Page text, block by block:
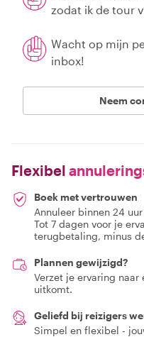
zodat ik de tour
Wacht op mijn
inbox!
Neem
Flexibel
Boek met vertrouwen
Annuleer binnen 24
Tot 7 dagen voor je
terugbetaling, minus
Plannen gewijzigd?
Verzet je ervaring
uitkomt.
Geliefd bij reizigers
Simpel en flexibel -